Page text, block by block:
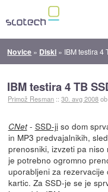
Novice » Diski » IBM testira 4
IBM testira 4 TB
Primož Resman ::30. avg 2008
CNet- SSD-jiso dom
in MP3 predvajalnikih,
prenosniki, izvzeti pa niso
je potrebno ogromno
uporabljeni za
kartic. Za SSD-je se je